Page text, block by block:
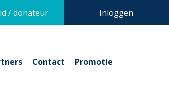
Inloggen
/ donateur
Contact Promotie